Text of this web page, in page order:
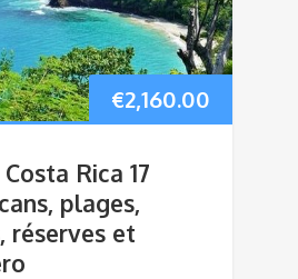
€2,160.00
Rica 17
plages,
réserves et